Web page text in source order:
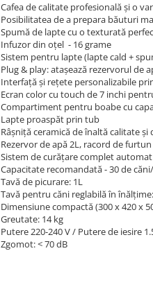
Cafea de calitate profesională și o
Posibilitatea de a prepara băuturi
Spumă de lapte cu o texturată
Infuzor din oțel - 16 grame
Sistem pentru lapte (lapte cald +
Plug & play: atașează rezervorul de
Interfață și rețete personalizabile
Ecran color cu touch de 7 inchi
Compartiment pentru boabe cu
Lapte proaspăt prin tub
Râșniță ceramică de înaltă calitate și
Rezervor de apă 2L, racord de
Sistem de curățare complet
Capacitate recomandată - 30 de
Tavă de picurare: 1L
Tavă pentru căni reglabilă în
Dimensiune compactă (300 x 420 x
Greutate: 14 kg
Putere 220-240 V / Putere de iesire
Zgomot: < 70 dB